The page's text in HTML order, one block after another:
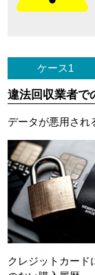
ケース1
違法回収業者で
データが悪用さ
クレジットカード